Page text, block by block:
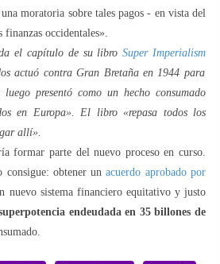
moratoria sobre tales pagos - en vista del
occidentales».
el capítulo de su libroSuper Imperialism
actuó contra Gran Bretaña en 1944 para
presentó como un hecho consumado
en Europa». El libro «repasa todos los
allí».
formar parte del nuevo proceso en curso.
consigue: obtener unacuerdo aprobado por
nuevo sistema financiero equitativo y justo
endeudada en 35 billones de